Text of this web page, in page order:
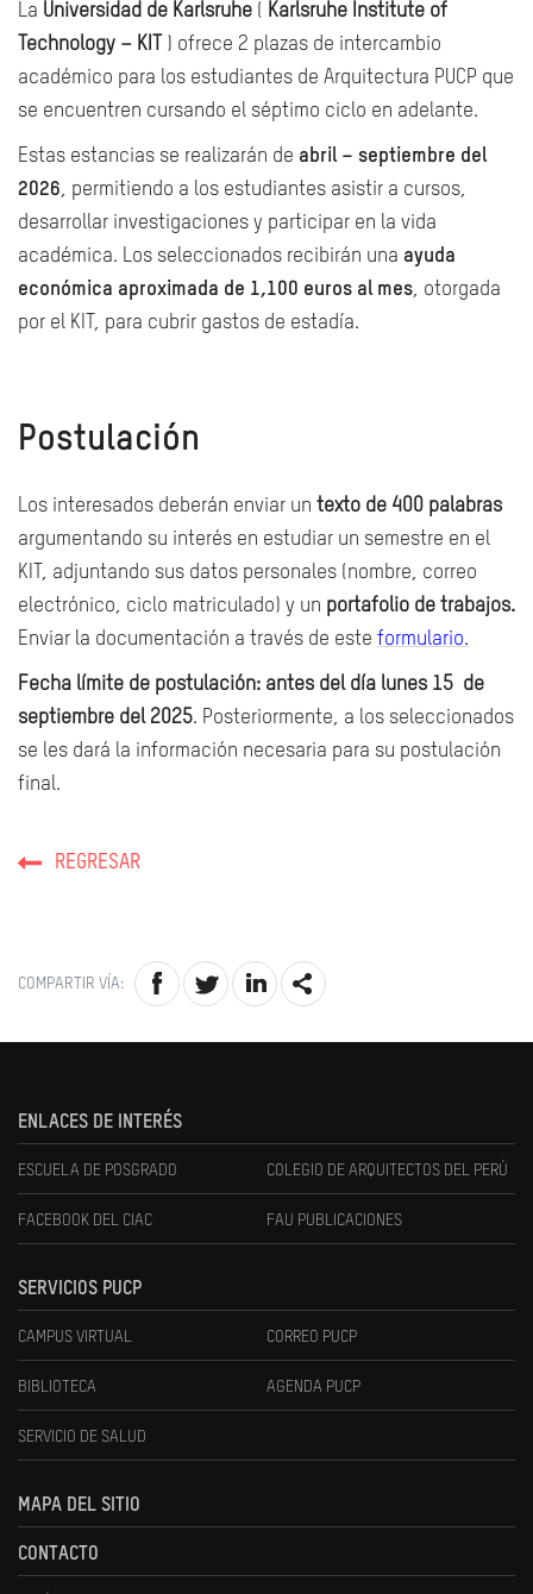
La Universidad de Karlsruhe ( Karlsruhe Institute of
Technology – KIT
) ofrece 2 plazas de intercambio
académico para los estudiantes de Arquitectura PUCP que
se encuentren cursando el séptimo ciclo en adelante.
Estas estancias se realizarán de abril – septiembre del
2026, permitiendo a los estudiantes asistir a cursos,
desarrollar investigaciones y participar en la vida
académica. Los seleccionados recibirán una ayuda
económica aproximada de 1,100 euros al mes, otorgada
por el KIT, para cubrir gastos de estadía.
Postulación
Los interesados deberán enviar un texto de 400 palabras
argumentando su interés en estudiar un semestre en el
KIT, adjuntando sus datos personales (nombre, correo
electrónico, ciclo matriculado) y un portafolio de trabajos.
Enviar la documentación a través de este formulario.
Fecha límite de postulación: antes del día lunes 15 de
septiembre del 2025. Posteriormente, a los seleccionados
se les dará la información necesaria para su postulación
final.
REGRESAR
COMPARTIR VÍA:
ENLACES DE INTERÉS
ESCUELA DE POSGRADO COLEGIO DE ARQUITECTOS DEL PERÚ
FACEBOOK DEL CIAC FAU PUBLICACIONES
SERVICIOS PUCP
CAMPUS VIRTUAL CORREO PUCP
BIBLIOTECA AGENDA PUCP
SERVICIO DE SALUD
MAPA DEL SITIO
CONTACTO